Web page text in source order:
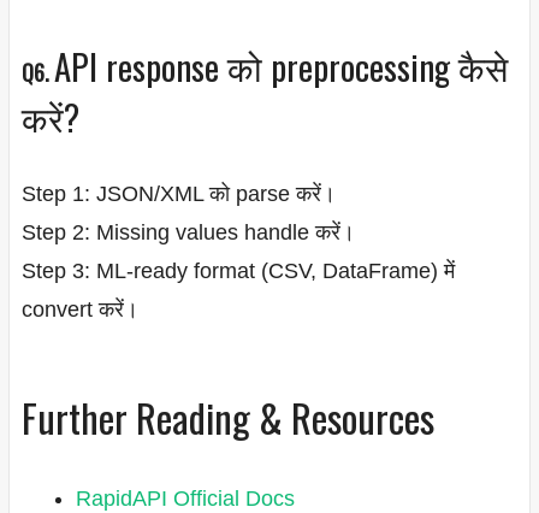
Q6.API response को preprocessing कैसे
करें?
Step 1: JSON/XML को parse करें।
Step 2: Missing values handle करें।
Step 3: ML-ready format (CSV, DataFrame) में
convert करें।
Further Reading & Resources
RapidAPI Official Docs